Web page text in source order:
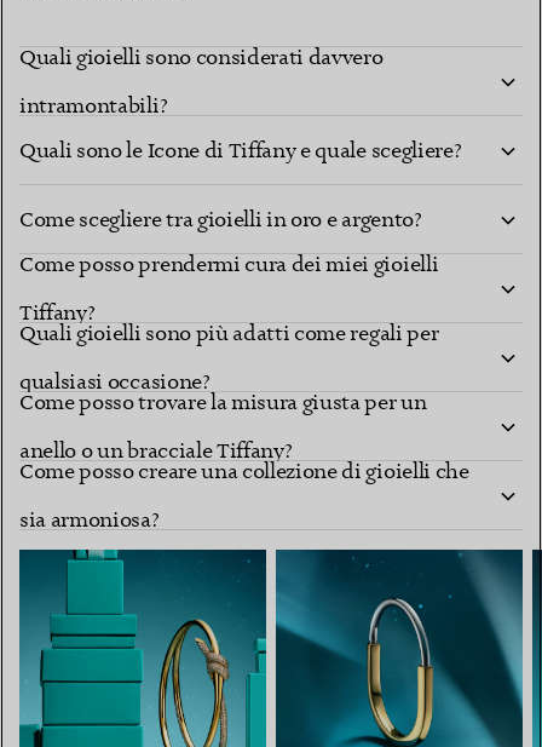
Quali gioielli sono considerati davvero
intramontabili?
Quali sono le Icone di Tiffany e quale scegliere?
Come scegliere tra gioielli in oro e argento?
Come posso prendermi cura dei miei gioielli
Tiffany?
Quali gioielli sono più adatti come regali per
qualsiasi occasione?
Come posso trovare la misura giusta per un
anello o un bracciale Tiffany?
Come posso creare una collezione di gioielli che
sia armoniosa?